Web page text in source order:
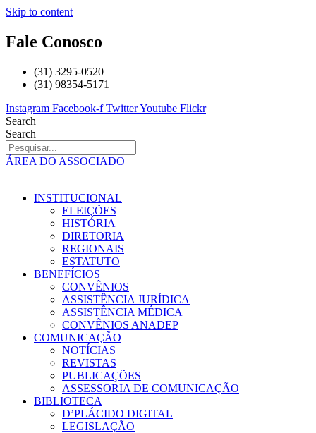
Skip to content
Fale Conosco
(31) 3295-0520
(31) 98354-5171
Instagram Facebook-f TwitterYoutube Flickr
Search
Search
ÁREA DO ASSOCIADO
INSTITUCIONAL
ELEIÇÕES
HISTÓRIA
DIRETORIA
REGIONAIS
ESTATUTO
BENEFÍCIOS
CONVÊNIOS
ASSISTÊNCIA JURÍDICA
ASSISTÊNCIA MÉDICA
CONVÊNIOS ANADEP
COMUNICAÇÃO
NOTÍCIAS
REVISTAS
PUBLICAÇÕES
ASSESSORIA DE COMUNICAÇÃO
BIBLIOTECA
D’PLÁCIDO DIGITAL
LEGISLAÇÃO